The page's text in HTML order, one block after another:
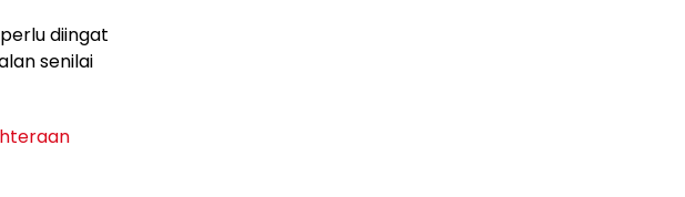
diingat
senilai